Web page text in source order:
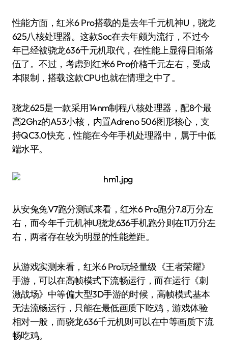
性能方面，红米6 Pro搭载的是去年千元机神U，骁龙
625八核处理器。这款Soc在去年颇为流行，不过今
年已经被骁龙636千元机取代，在性能上显得日渐落
伍了。不过，考虑到红米6 Pro价格千元左右，受成
本限制，搭载这款CPU也就在情理之中了。
骁龙625是一款采用14nm制程八核处理器，配8个最
高2Ghz的A53小核，内置Adreno 506图形核心，支
持QC3.0快充，性能在今年手机处理器中，属于中低
端水平。
从安兔兔V7跑分测试来看，红米6 Pro跑分7.8万分左
右，而今年千元机神U骁龙636手机跑分则在11万分左
右，两者存在较为明显的性能差距。
从游戏实测来看，红米6 Pro玩轻量级《王者荣耀》
手游，可以在高帧模式下流畅运行，而在运行《刺
激战场》中等偏大型3D手游的时候，高帧模式基本
无法流畅运行，只能在最低画质下吃鸡，游戏体验
相对一般，而骁龙636千元机则可以在中等画质下流
畅吃鸡。